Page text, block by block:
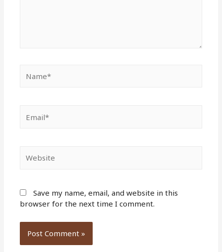
Save my name, email, and website in this
browser for the next time I comment.